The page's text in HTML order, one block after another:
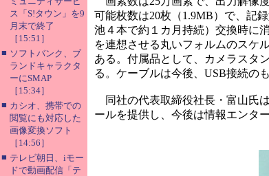
ス「S!タウン」を9
月末で終了
［15:51］
■ ソフトバンク、ブ
ランドキャラクタ
ーにSMAP
［15:34］
■ カシオ、携帯での
閲覧にも対応した
画像変換ソフト
［14:56］
■ テレビ朝日、iモー
ドで動画配信「テ
可能枚数は20枚（1.9MB）で、記
池４本で約１カ月持続）交換時に
を連想させる丸いフォルムのスケ
ある。付属品として、カメラスタ
る。ケーブルは今後、USB接続の
同社の代表取締役社長・富山氏
ールを提供し、今後は情報エンタ